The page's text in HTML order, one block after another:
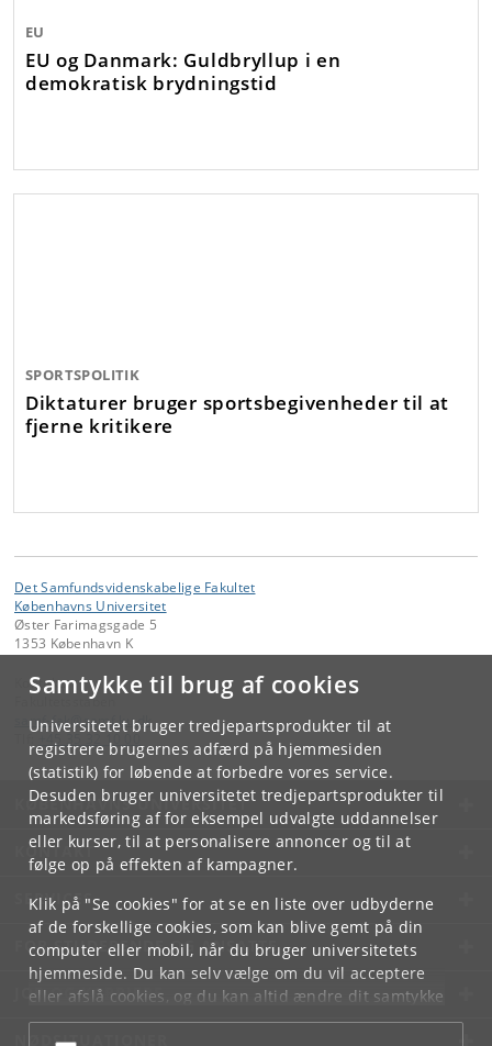
Samtykke til brug af cookies
Universitetet bruger tredjepartsprodukter til at
registrere brugernes adfærd på hjemmesiden
(statistik) for løbende at forbedre vores service.
Desuden bruger universitetet tredjepartsprodukter til
markedsføring af for eksempel udvalgte uddannelser
eller kurser, til at personalisere annoncer og til at
følge op på effekten af kampagner.
Klik på "Se cookies" for at se en liste over udbyderne
af de forskellige cookies, som kan blive gemt på din
computer eller mobil, når du bruger universitetets
hjemmeside. Du kan selv vælge om du vil acceptere
eller afslå cookies, og du kan altid ændre dit samtykke
underCookie- og privatlivspolitiksom du finder i
EU
EU og Danmark: Guldbryllup i en
demokratisk brydningstid
SPORTSPOLITIK
Diktaturer bruger sportsbegivenheder til at
fjerne kritikere
Det Samfundsvidenskabelige Fakultet
Københavns Universitet
Øster Farimagsgade 5
1353 København K
Kontakt:
Fakultetsstaben
samf-fak @samf.ku.dk
KØBENHAVNS UNIVERSITET
KONTAKT
SERVICES
FOR STUDERENDE OG ANSATTE
JOB OG KARRIERE
NØDSITUATIONER